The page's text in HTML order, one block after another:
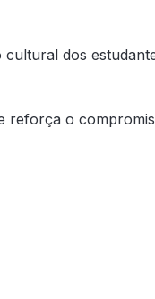
dos
reforça o